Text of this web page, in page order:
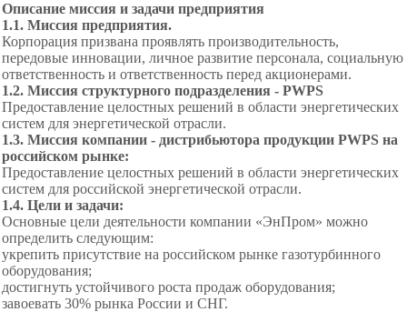
Описание миссия и задачи предприятия
1.1. Миссия предприятия.
Корпорация призвана проявлять производительность,
передовые инновации, личное развитие персонала, социальную
ответственность и ответственность перед акционерами.
1.2. Миссия структурного подразделения - PWPS
Предоставление целостных решений в области энергетических
систем для энергетической отрасли.
1.3. Миссия компании - дистрибьютора продукции PWPS на
российском рынке:
Предоставление целостных решений в области энергетических
систем для российской энергетической отрасли.
1.4. Цели и задачи:
Основные цели деятельности компании «ЭнПром» можно
определить следующим:
укрепить присутствие на российском рынке газотурбинного
оборудования;
достигнуть устойчивого роста продаж оборудования;
завоевать 30% рынка России и СНГ.